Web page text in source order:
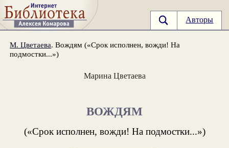
Авторы
М. Цветаева. Вождям («Срок исполнен, вожди! На
подмостки...»)
Марина Цветаева
ВОЖДЯМ
(«Срок исполнен, вожди! На подмостки...»)